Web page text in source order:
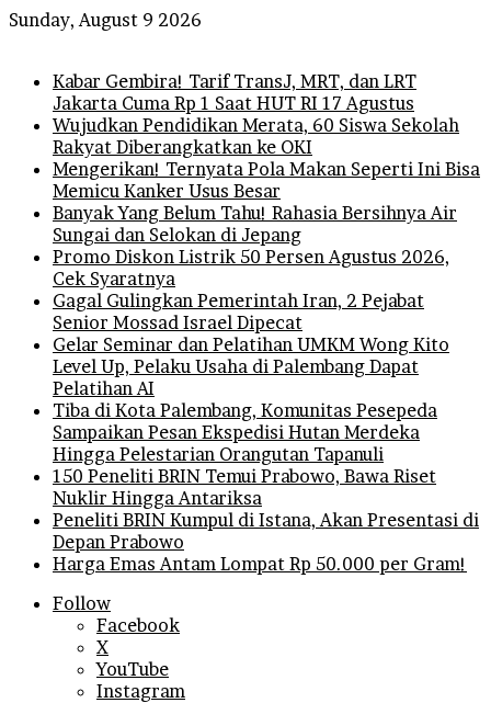
Sunday, August 9 2026
Kabar Gembira! Tarif TransJ, MRT, dan LRT
Jakarta Cuma Rp 1 Saat HUT RI 17 Agustus
Wujudkan Pendidikan Merata, 60 Siswa Sekolah
Rakyat Diberangkatkan ke OKI
Mengerikan! Ternyata Pola Makan Seperti Ini Bisa
Memicu Kanker Usus Besar
Banyak Yang Belum Tahu! Rahasia Bersihnya Air
Sungai dan Selokan di Jepang
Promo Diskon Listrik 50 Persen Agustus 2026,
Cek Syaratnya
Gagal Gulingkan Pemerintah Iran, 2 Pejabat
Senior Mossad Israel Dipecat
Gelar Seminar dan Pelatihan UMKM Wong Kito
Level Up, Pelaku Usaha di Palembang Dapat
Pelatihan AI
Tiba di Kota Palembang, Komunitas Pesepeda
Sampaikan Pesan Ekspedisi Hutan Merdeka
Hingga Pelestarian Orangutan Tapanuli
150 Peneliti BRIN Temui Prabowo, Bawa Riset
Nuklir Hingga Antariksa
Peneliti BRIN Kumpul di Istana, Akan Presentasi di
Depan Prabowo
Harga Emas Antam Lompat Rp 50.000 per Gram!
Follow
Facebook
X
YouTube
Instagram